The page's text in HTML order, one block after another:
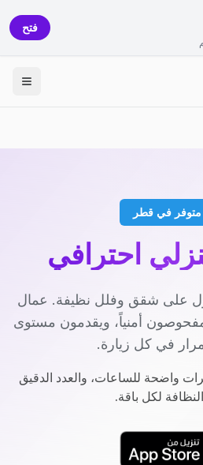
فتح
متوفر في قطر
احترافي
على شقق وفلل نظيفة. عمال
أمنياً، ويقدمون مستوى
في كل زيارة.
واضحة للساعات، والعدد الدقيق
لكل باقة.